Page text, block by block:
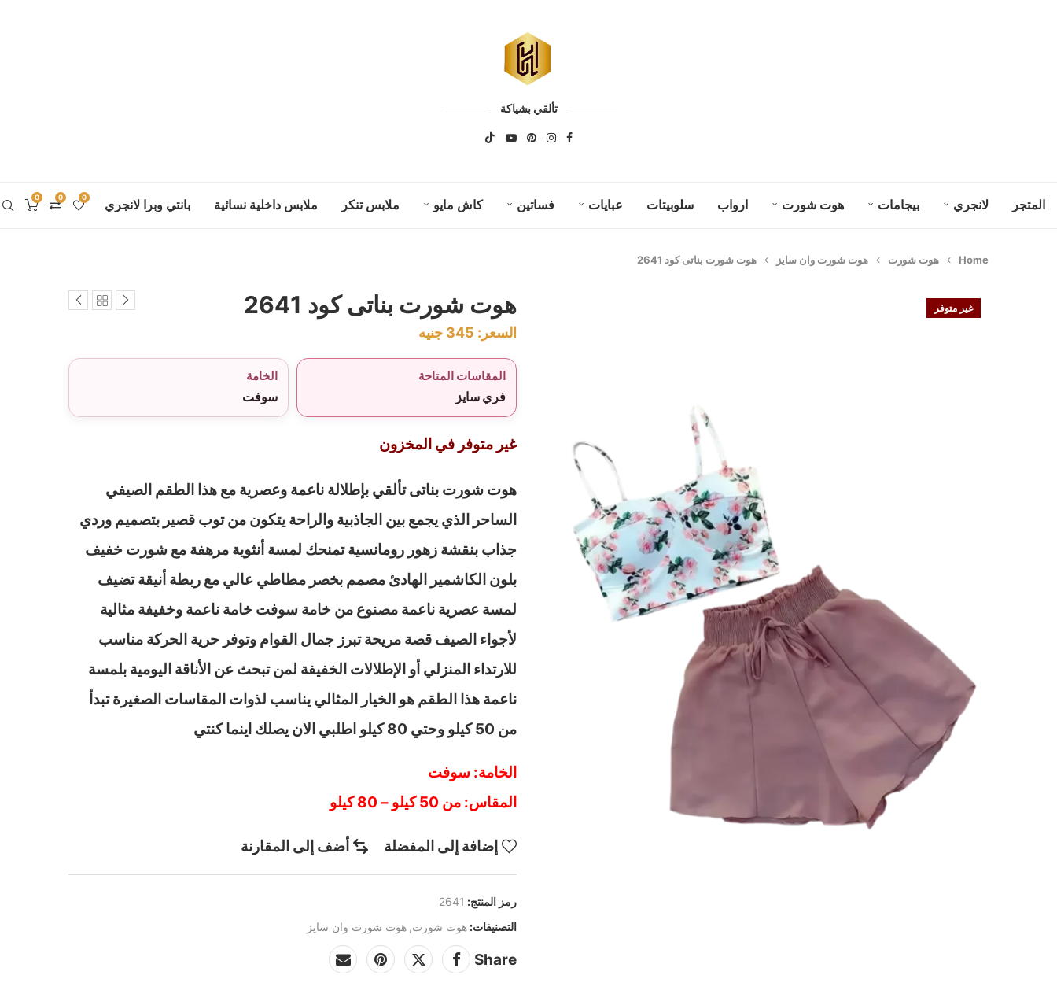
تألقي بشياكة
المتجر لانجري بيجامات هوت شورت ارواب سلوبيتات عبايات فساتين كاش مايو ملابس تنكر ملابس داخلية نسائية بانتي وبرا لانجري 0 0 0
Home هوت شورت هوت شورت وان سايز هوت شورت بناتى كود 2641
غير متوفر هوت شورت بناتى كود 2641
السعر: 345 جنيه
المقاسات المتاحة
فري سايز
الخامة
سوفت
غير متوفر في المخزون
هوت شورت بناتى تألقي بإطلالة ناعمة وعصرية مع هذا الطقم الصيفي
الساحر الذي يجمع بين الجاذبية والراحة يتكون من توب قصير بتصميم وردي
جذاب بنقشة زهور رومانسية تمنحك لمسة أنثوية مرهفة مع شورت خفيف
بلون الكاشمير الهادئ مصمم بخصر مطاطي عالي مع ربطة أنيقة تضيف
لمسة عصرية ناعمة مصنوع من خامة سوفت خامة ناعمة وخفيفة مثالية
لأجواء الصيف قصة مريحة تبرز جمال القوام وتوفر حرية الحركة مناسب
للارتداء المنزلي أو الإطلالات الخفيفة لمن تبحث عن الأناقة اليومية بلمسة
ناعمة هذا الطقم هو الخيار المثالي يناسب لذوات المقاسات الصغيرة تبدأ
من 50 كيلو وحتي 80 كيلو اطلبي الان يصلك اينما كنتي
الخامة: سوفت
المقاس: من 50 كيلو – 80 كيلو
إضافة إلى المفضلة أضف إلى المقارنة
رمز المنتج: 2641
التصنيفات: هوت شورت, هوت شورت وان سايز
Share